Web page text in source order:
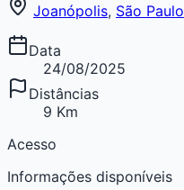
Joanópolis, São Paulo
Data
24/08/2025
Distâncias
9 Km
Acesso
Informações disponíveis